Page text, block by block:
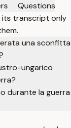
Questions
its transcript only
una sconfitta
ungarico
durante la guerra